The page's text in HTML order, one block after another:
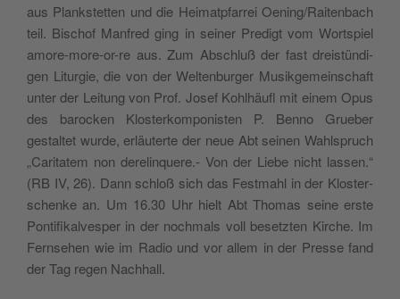
aus Plank­stet­ten und die Hei­mat­p­far­rei Oening/Raitenbach
teil. Bischof Man­fred ging in sei­ner Pre­digt vom Worts­piel
amo­re-more-or-re aus. Zum Abschluß der fast drei­stün­di­
gen Litur­gie, die von der Welt­en­bur­ger Musik­ge­mein­schaft
unter der Lei­tung von Prof. Josef Kohlhäu­fl mit einem Opus
des baroc­ken Klo­ster­kom­po­ni­sten P. Ben­no Grue­ber
gestal­tet wur­de, erläu­ter­te der neue Abt sei­nen Wahl­spruch
„Cari­ta­tem non dere­lin­que­re.- Von der Lie­be nicht las­sen.“
(RB IV, 26). Dann schloß sich das Fest­ma­hl in der Klo­ster­
schen­ke an. Um 16.30 Uhr hielt Abt Tho­mas sei­ne erste
Pon­ti­fi­kal­ve­sper in der noch­mals voll bese­tz­ten Kir­che. Im
Fern­se­hen wie im Radio und vor allem in der Pres­se fand
der Tag regen Nachhall.